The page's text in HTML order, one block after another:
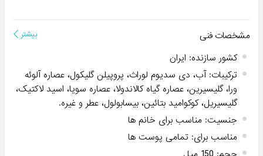
مشخصات فنی بیشتر
کشور سازنده: ایران
ترکیبات:آب، دی سدیوم لوراث، پروپیلن گلیکول، عصاره آلوئه
ورا، گلیسیرین، عصاره گیاه کالاندولا، عصاره سویا، اسید لاکتیک،
گلیسیریل، کوکوامید بتائین، بیسابولول، عطر و غیره.
جنسیت: مناسب برای خانم ها
مناسب برای: تمامی پوست ها